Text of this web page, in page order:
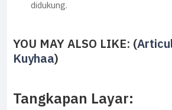
didukung.
YOU MAY ALSO LIKE: (
Kuyhaa)
Tangkapan Layar: